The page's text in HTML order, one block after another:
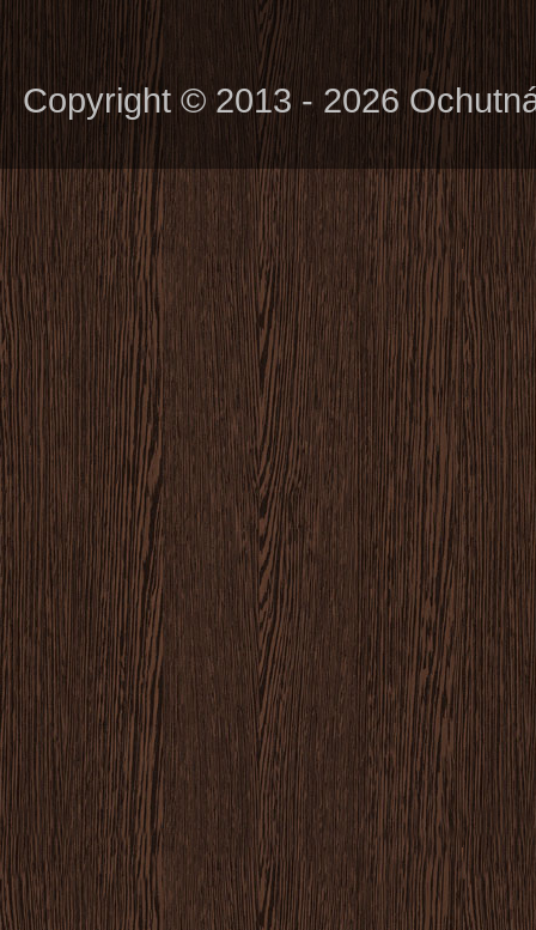
Copyright © 2013 - 2026